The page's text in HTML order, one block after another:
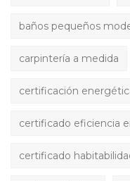
baños pequeños
carpintería a medida
certificación
certificado eficiencia
certificado